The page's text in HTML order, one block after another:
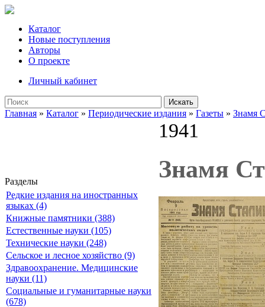
Каталог
Новые поступления
Авторы
О проекте
Личный кабинет
Искать
Главная » Каталог » Периодические издания » Газеты » Знамя
Разделы
Редкие издания на иностранных
языках (4)
Книжные памятники (388)
Естественные науки (105)
Технические науки (248)
Сельское и лесное хозяйство (9)
Здравоохранение. Медицинские
науки (11)
Социальные и гуманитарные науки
(678)
1941
Знамя